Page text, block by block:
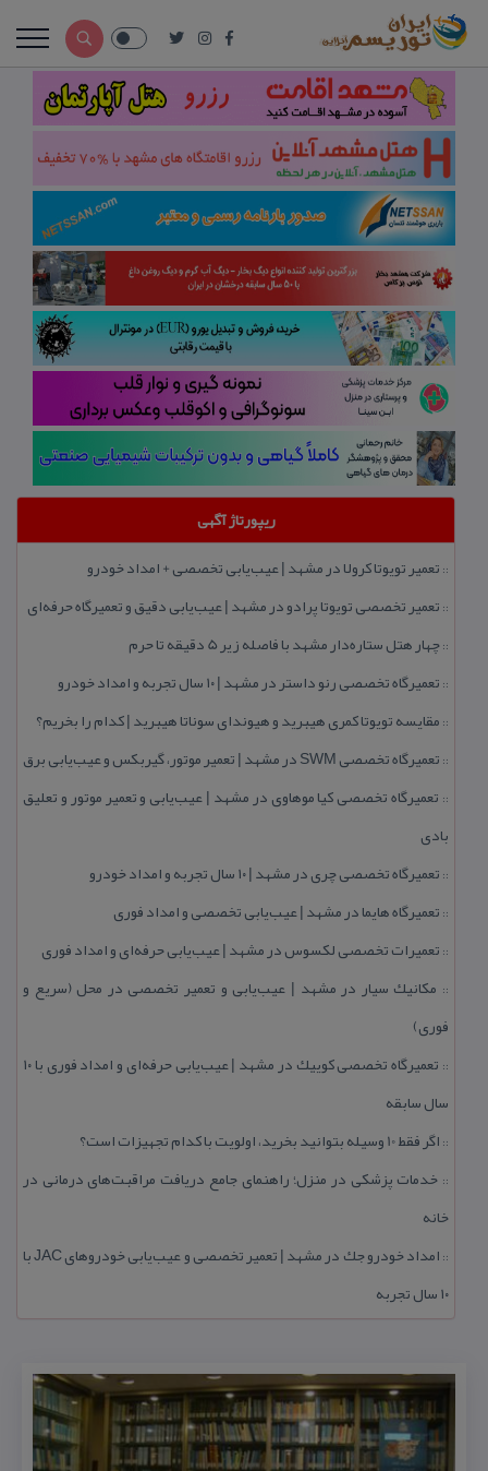
ریپورتاژ آگهی
:: تعمیر تویوتا كرولا در مشهد | عیب‌یابی تخصصی + امداد خودرو
:: تعمیر تخصصی تویوتا پرادو در مشهد | عیب‌یابی دقیق و تعمیرگاه حرفه‌ای
::چهار هتل‌ ستاره‌دار مشهد با فاصله زیر 5 دقیقه تا حرم
:: تعمیرگاه تخصصی رنو داستر در مشهد | ۱۰ سال تجربه و امداد خودرو
:: مقایسه تویوتا كمری هیبرید و هیوندای سوناتا هیبرید | كدام را بخریم؟
:: تعمیرگاه تخصصی SWM در مشهد | تعمیر موتور، گیربكس و عیب‌یابی برق
:: تعمیرگاه تخصصی كیا موهاوی در مشهد | عیب‌یابی و تعمیر موتور و تعلیق
بادی
:: تعمیرگاه تخصصی چری در مشهد | ۱۰ سال تجربه و امداد خودرو
:: تعمیرگاه هایما در مشهد | عیب‌یابی تخصصی و امداد فوری
:: تعمیرات تخصصی لكسوس در مشهد | عیب‌یابی حرفه‌ای و امداد فوری
:: مكانیك سیار در مشهد | عیب‌یابی و تعمیر تخصصی در محل (سریع و
فوری)
::
تعمیرگاه تخصصی كوییك در مشهد | عیب‌یابی حرفه‌ای و امداد فوری با ۱۰
سال سابقه
:: اگر فقط 10 وسیله بتوانید بخرید، اولویت با كدام تجهیزات است؟
:: خدمات پزشكی در منزل؛ راهنمای جامع دریافت مراقبت‌های درمانی در
خانه
::
امداد خودرو جك در مشهد | تعمیر تخصصی و عیب‌یابی خودروهای JAC با
۱۰ سال تجربه